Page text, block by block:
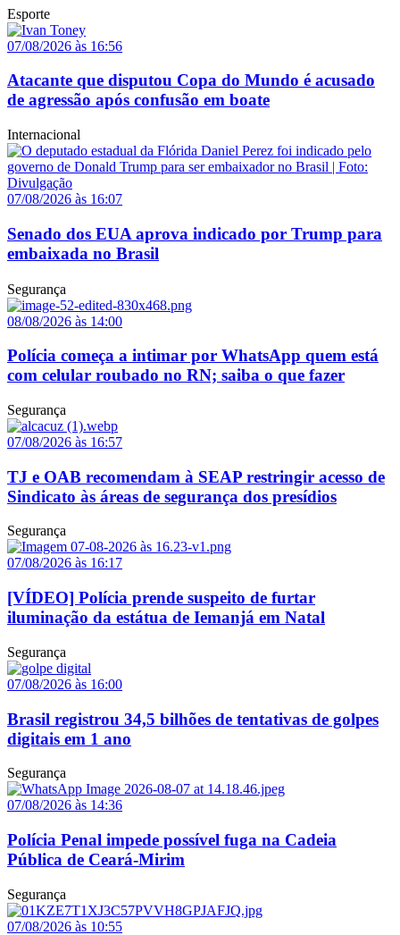
Esporte
07/08/2026 às 16:56
Atacante que disputou Copa do Mundo é acusado
de agressão após confusão em boate
Internacional
07/08/2026 às 16:07
Senado dos EUA aprova indicado por Trump para
embaixada no Brasil
Segurança
08/08/2026 às 14:00
Polícia começa a intimar por WhatsApp quem está
com celular roubado no RN; saiba o que fazer
Segurança
07/08/2026 às 16:57
TJ e OAB recomendam à SEAP restringir acesso de
Sindicato às áreas de segurança dos presídios
Segurança
07/08/2026 às 16:17
[VÍDEO] Polícia prende suspeito de furtar
iluminação da estátua de Iemanjá em Natal
Segurança
07/08/2026 às 16:00
Brasil registrou 34,5 bilhões de tentativas de golpes
digitais em 1 ano
Segurança
07/08/2026 às 14:36
Polícia Penal impede possível fuga na Cadeia
Pública de Ceará-Mirim
Segurança
07/08/2026 às 10:55